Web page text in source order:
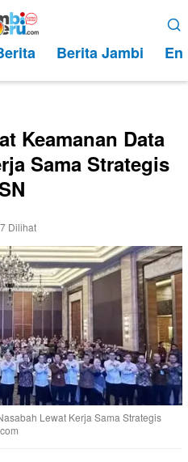
Berita Jambi
Keamanan Data
Sama Strategis
Dilihat
Lewat Kerja Sama Strategis